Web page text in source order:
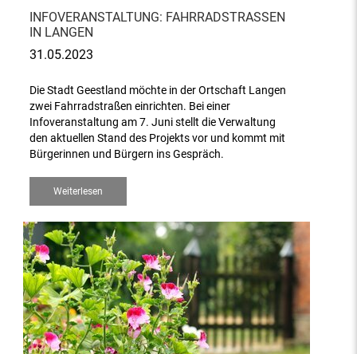
INFOVERANSTALTUNG: FAHRRADSTRASSEN I
N LANGEN
31.05.2023
Die Stadt Geestland möchte in der Ortschaft Langen
zwei Fahrradstraßen einrichten. Bei einer
Infoveranstaltung am 7. Juni stellt die Verwaltung
den aktuellen Stand des Projekts vor und kommt mit
Bürgerinnen und Bürgern ins Gespräch.
Weiterlesen